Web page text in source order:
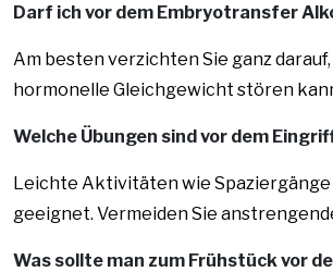
Darf ich vor dem Embryotransfer
Am besten verzichten Sie ganz
hormonelle Gleichgewicht stören
Welche Übungen sind vor dem
Leichte Aktivitäten wie Spaziergänge
geeignet. Vermeiden Sie
Was sollte man zum Frühstück vor